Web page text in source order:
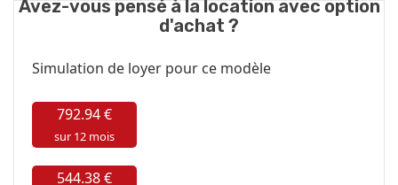
Avez-vous pensé à la location avec option
d'achat ?